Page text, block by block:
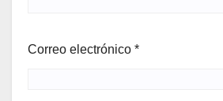
Correo electrónico *